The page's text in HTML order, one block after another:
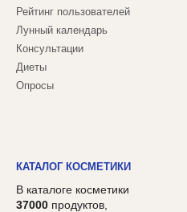
Рейтинг пользователей
Лунный календарь
Консультации
Диеты
Опросы
КАТАЛОГ КОСМЕТИКИ
В каталоге косметики
37000 продуктов,